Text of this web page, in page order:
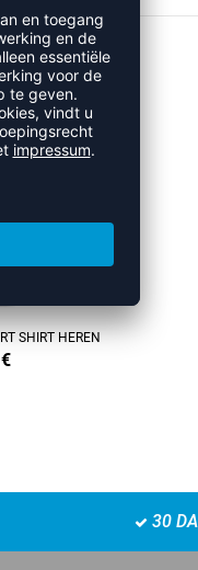
SHIRT HEREN
€
30